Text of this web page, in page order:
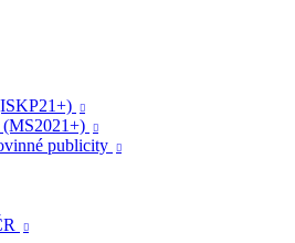

(MS2021+) 
publicity 
